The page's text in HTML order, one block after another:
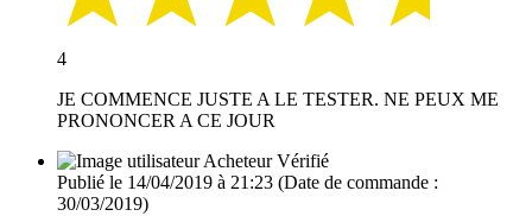
4
JE COMMENCE JUSTE A LE TESTER. NE PEUX ME
PRONONCER A CE JOUR
Acheteur Vérifié
Publié le 14/04/2019 à 21:23 (Date de commande :
30/03/2019)